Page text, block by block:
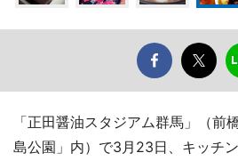
「正田醤油スタジアム群馬」（前
島公園」内）で3月23日、キッチ